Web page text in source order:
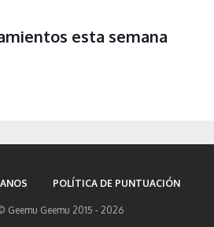
esta semana
POLÍTICA DE PUNTUACIÓN
Geemu Geemu 2015 - 2026